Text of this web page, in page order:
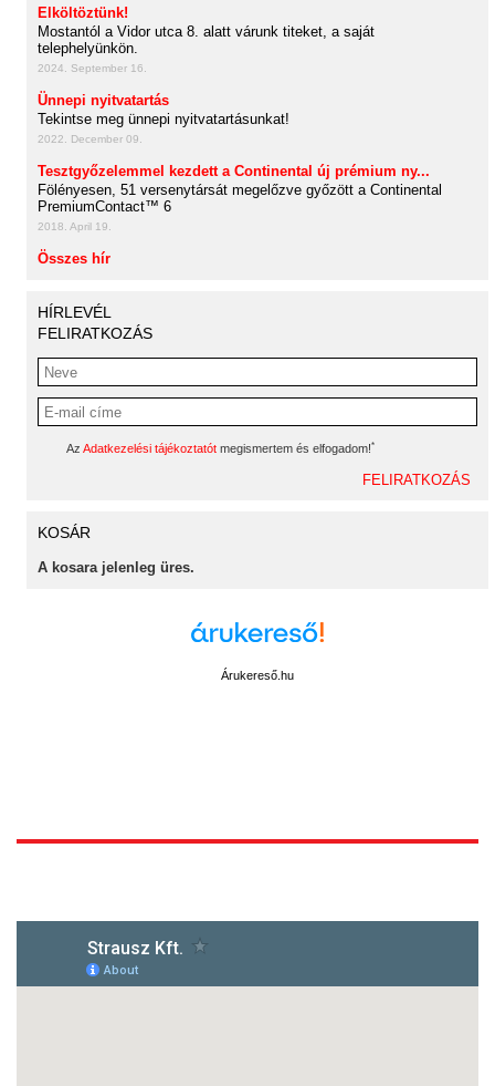
Elköltöztünk!
Mostantól a Vidor utca 8. alatt várunk titeket, a saját
telephelyünkön.
2024. September 16.
Ünnepi nyitvatartás
Tekintse meg ünnepi nyitvatartásunkat!
2022. December 09.
Tesztgyőzelemmel kezdett a Continental új prémium ny...
Fölényesen, 51 versenytársát megelőzve győzött a Continental
PremiumContact™ 6
2018. April 19.
Összes hír
HÍRLEVÉL
FELIRATKOZÁS
Az Adatkezelési tájékoztatót megismertem és elfogadom!*
KOSÁR
A kosara jelenleg üres.
Árukereső.hu